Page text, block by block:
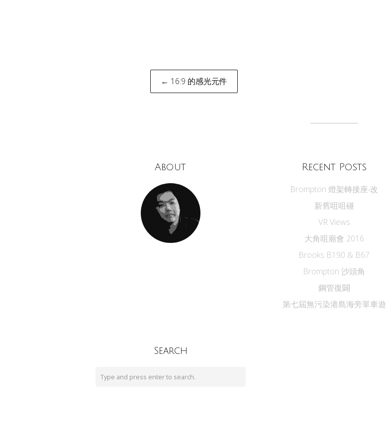
Post
← 16:9 的感光元件
About Recent Posts
Brompton 燈架轉接座‧改
新舊咀咀碰
VR Views
大角咀廟會 2016
Brooks B190 & B67
Brompton 沙頭角
鋼管復闢
第七屆無污染港島海旁單車遊
Search